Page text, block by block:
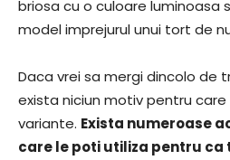
briosa cu o culoare luminoasa
model imprejurul unui tort de
Daca vrei sa mergi dincolo de
exista niciun motiv pentru care
variante. Exista numeroase
care le poti utiliza pentru